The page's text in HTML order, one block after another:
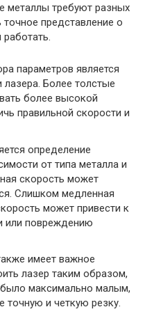
металлы требуют разных
представление о
параметров является
Более толстые
более высокой
правильной скорости и
определение
от типа металла и
скорость может
Слишком медленная
может привести к
или повреждению
имеет важное
лазер таким образом,
максимально малым,
точную и четкую резку.